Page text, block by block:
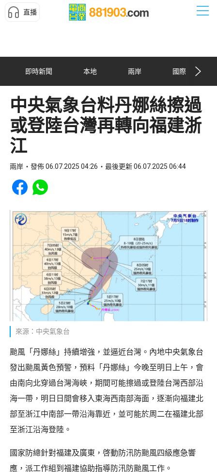
直播
即時新聞 本地 兩岸 國際
中央氣象台料丹娜絲擦過
或登陸台灣再轉向福建浙
江
兩岸 發佈 06.07.2025 04:26 最後更新 06.07.2025 06:44
Share to Facebook
Share to WhatsApp
來源：中央氣象台
颱風「丹娜絲」持續增強，並逼近台灣。內地中央氣象台
發出颱風黃色預警，預料「丹娜絲」今晚至明日上午，會
由南向北穿過台灣海峽，期間可能擦過或登陸台灣西部沿
海一帶，明日日間會移入東海西南部海面，逐漸向福建北
部至浙江中南部一帶沿海靠近，並可能於周二在福建北部
至浙江沿海登陸。
國家防總針對福建及廣東，啓動防汛防颱風四級應急響
應，派工作組到福建協助指導防汛防颱風工作。